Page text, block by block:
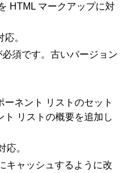
式
HTML マークアップに対
。
須です。古いバージョン
ネント リストのセット
リストの概要を追加し
応。
キャッシュするように改